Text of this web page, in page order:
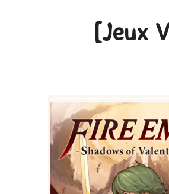
[Jeux